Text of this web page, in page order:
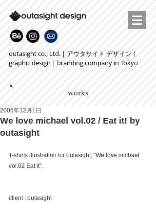
outasight co., Ltd. | アウタサイト デザイン |
graphic design | branding company in Tokyo
works
We love michael vol.02 / Eat it! by
outasight
2005年12月1日
T-shirts illustration for outasight, “We love michael
vol.02 Eat it”.
client : outasight